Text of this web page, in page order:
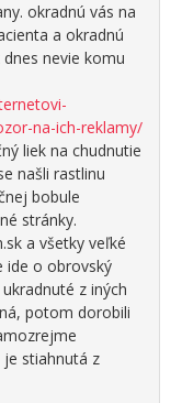
okradnú vás na
a okradnú
nevie komu
na-ich-reklamy/
liek na chudnutie
našli rastlinu
bobule
stránky.
a všetky veľké
ide o obrovský
z iných
potom dorobili
stiahnutá z